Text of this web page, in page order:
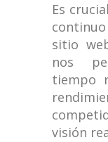
Es
sitio
nos
tiempo
visión